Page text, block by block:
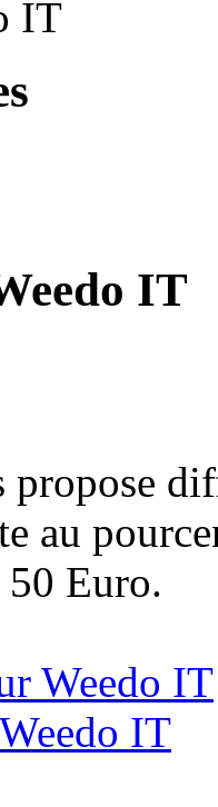
IT
IT
propose
au
50 Euro.
Weedo IT
IT